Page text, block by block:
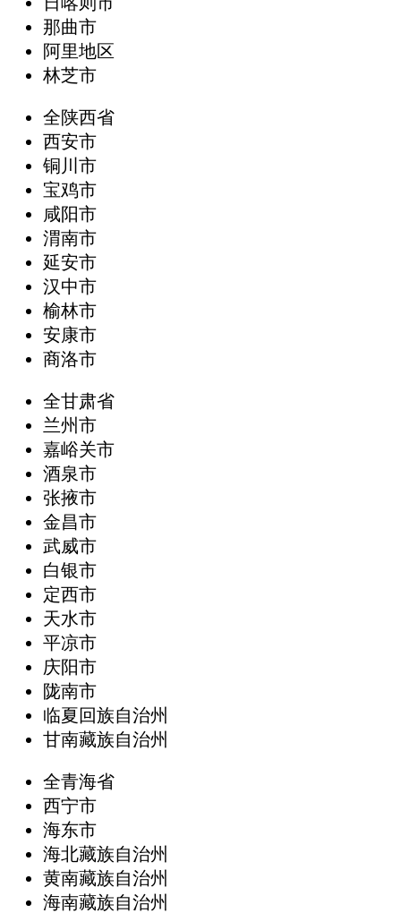
那曲市
阿里地区
林芝市
全陕西省
西安市
铜川市
宝鸡市
咸阳市
渭南市
延安市
汉中市
榆林市
安康市
商洛市
全甘肃省
兰州市
嘉峪关市
酒泉市
张掖市
金昌市
武威市
白银市
定西市
天水市
平凉市
庆阳市
陇南市
临夏回族自治州
甘南藏族自治州
全青海省
西宁市
海东市
海北藏族自治州
黄南藏族自治州
海南藏族自治州